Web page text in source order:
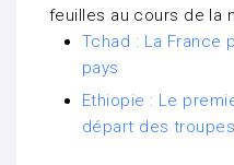
feuilles au cours de la
Tchad : La France
pays
Ethiopie : Le
départ des